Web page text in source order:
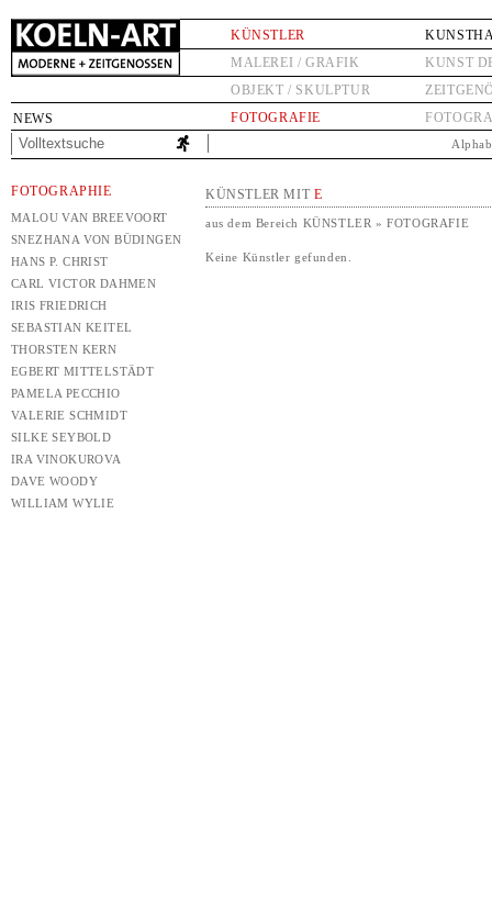
NEWS
KÜNSTLER
MALEREI / GRAFIK
OBJEKT / SKULPTUR
FOTOGRAFIE
KUNST
FOTOGRAPHIE
MALOU VAN BREEVOORT
SNEZHANA VON BÜDINGEN
HANS P. CHRIST
CARL VICTOR DAHMEN
IRIS FRIEDRICH
SEBASTIAN KEITEL
THORSTEN KERN
EGBERT MITTELSTÄDT
PAMELA PECCHIO
VALERIE SCHMIDT
SILKE SEYBOLD
IRA VINOKUROVA
DAVE WOODY
WILLIAM WYLIE
KÜNSTLER MIT E
aus dem Bereich KÜNSTLER » FOTOGRAFIE
Keine Künstler gefunden.